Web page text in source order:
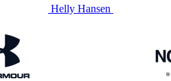
Helly Hansen